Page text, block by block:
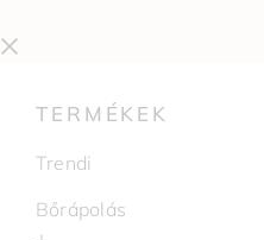
TERMÉKEK
Trendi
Bőrápolás